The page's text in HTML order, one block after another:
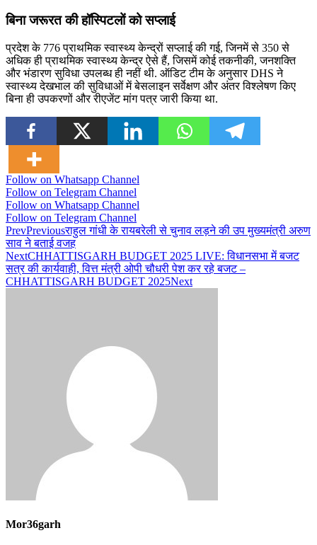
बिना जरूरत की हॉस्पिटलों को सप्लाई
प्रदेश के 776 प्राथमिक स्वास्थ्य केन्द्रों सप्लाई की गई, जिनमें से 350 से
अधिक ही प्राथमिक स्वास्थ्य केन्द्र ऐसे हैं, जिसमें कोई तकनीकी, जनशक्ति
और भंडारण सुविधा उपलब्ध ही नहीं थी. ऑडिट टीम के अनुसार DHS ने
स्वास्थ्य देखभाल की सुविधाओं में बेसलाइन सर्वेक्षण और अंतर विश्लेषण किए
बिना ही उपकरणों और रीएजेंट मांग पत्र जारी किया था.
Follow on Whatsapp Channel
Follow on Telegram Channel
Follow on Whatsapp Channel
Follow on Telegram Channel
PrevPreviousराहुल गांधी के रायबरेली से चुनाव लड़ने की उप मुख्यमंत्री अरुण
साव ने बताई वजह
NextCHHATTISGARH BUDGET 2025 LIVE: विधानसभा में बजट
सत्र की कार्यवाही, वित्त मंत्री ओपी चौधरी पेश कर रहे बजट –
CHHATTISGARH BUDGET 2025Next
Mor36garh